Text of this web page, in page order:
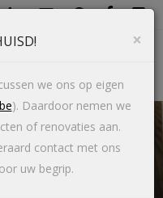
MARIE
×
we ons op eigen
). Daardoor nemen we
of renovaties aan.
contact met ons
uw begrip.